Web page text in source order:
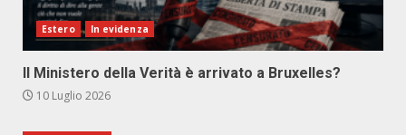
Estero In evidenza
Il Ministero della Verità è arrivato a Bruxelles?
10 Luglio 2026